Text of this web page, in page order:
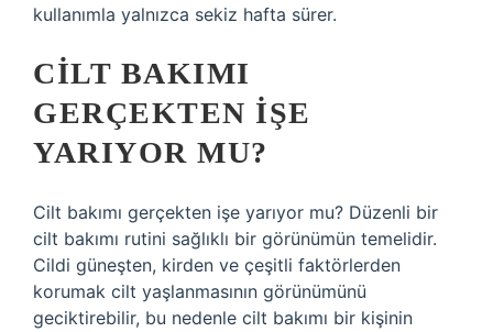
kullanımla yalnızca sekiz hafta sürer.
CILT BAKIMI
GERÇEKTEN IŞE
YARIYOR MU?
Cilt bakımı gerçekten işe yarıyor mu? Düzenli bir
cilt bakımı rutini sağlıklı bir görünümün temelidir.
Cildi güneşten, kirden ve çeşitli faktörlerden
korumak cilt yaşlanmasının görünümünü
geciktirebilir, bu nedenle cilt bakımı bir kişinin